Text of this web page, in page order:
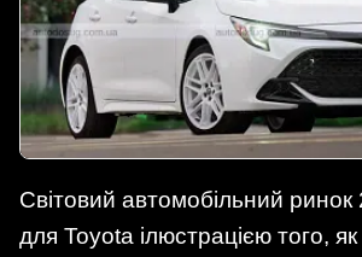
Світовий автомобільний ринок
для Toyota ілюстрацією того,